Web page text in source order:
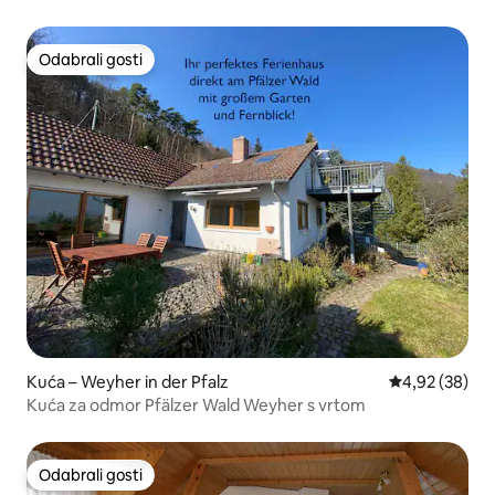
Odabrali gosti
Odabrali gosti
Kuća – Weyher in der Pfalz Prosječna
4,92 (38)
Kuća za odmor Pfälzer Wald Weyher s vrtom
Odabrali gosti
Odabrali gosti